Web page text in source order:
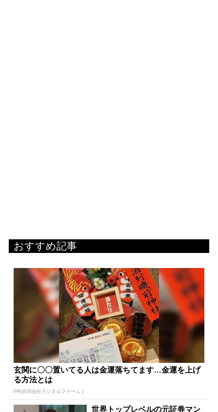
おすすめ記事
玄関に〇〇置いてる人は金運落ちてます…金運を上げ
る方法とは
PR(合同会社デジタルファーム )
世界トップレベルの元証券マン